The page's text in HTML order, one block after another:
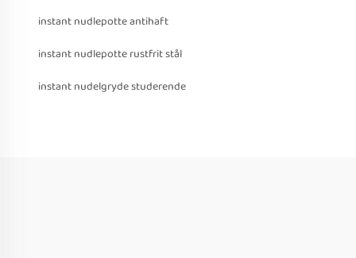
instant nudlepotte antihaft
instant nudlepotte rustfrit stål
instant nudelgryde studerende